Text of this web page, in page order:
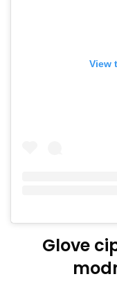
View
Glove